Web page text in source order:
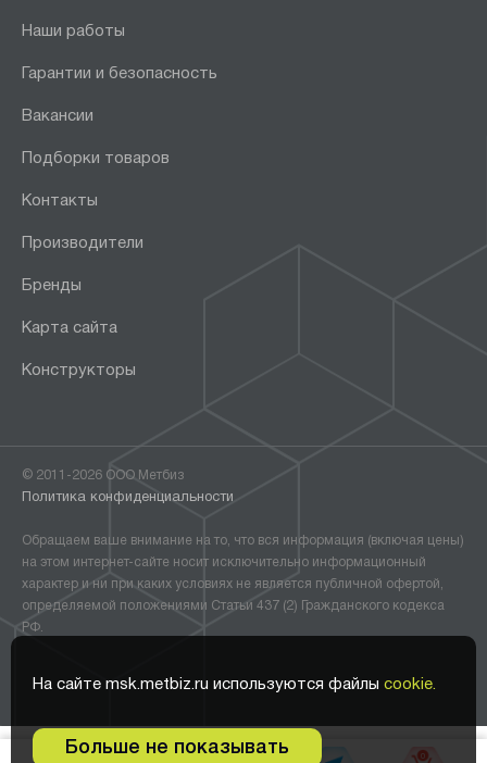
0
На сайте msk.metbiz.ru используются файлы cookie.
Больше не показывать
Наши работы
Гарантии и безопасность
Вакансии
Подборки товаров
Контакты
Производители
Бренды
Карта сайта
Конструкторы
© 2011-2026 ООО Метбиз
Политика конфиденциальности
Обращаем ваше внимание на то, что вся информация (включая цены)
на этом интернет-сайте носит исключительно информационный
характер и ни при каких условиях не является публичной офертой,
определяемой положениями Статьи 437 (2) Гражданского кодекса
РФ.